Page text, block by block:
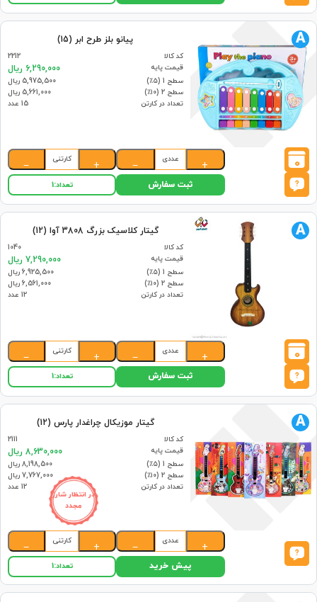
پیانو بلز طرح ابر (15)
کد کالا
2212
قیمت پایه
6,290,000 ریال
سطح 1 (۵٪)
5,975,500 ریال
سطح 2 (۱۰٪)
5,661,000 ریال
تعداد در کارتن
15 عدد
0
A
+
عددی
−
+
کارتنی
−
ثبت سفارش تعداد:1
گیتار کلاسیک بزرگ 3808 آوا (12)
کد کالا
1040
قیمت پایه
7,290,000 ریال
سطح 1 (۵٪)
6,925,500 ریال
سطح 2 (۱۰٪)
6,561,000 ریال
تعداد در کارتن
12 عدد
0
A
+
عددی
−
+
کارتنی
−
ثبت سفارش تعداد:1
در انتظار شارژ
مجدد
گیتار موزیکال چراغدار پارس (12)
کد کالا
2111
قیمت پایه
8,630,000 ریال
سطح 1 (۵٪)
8,198,500 ریال
سطح 2 (۱۰٪)
7,767,000 ریال
تعداد در کارتن
12 عدد
A
+
عددی
−
+
کارتنی
−
پیش خرید تعداد:1